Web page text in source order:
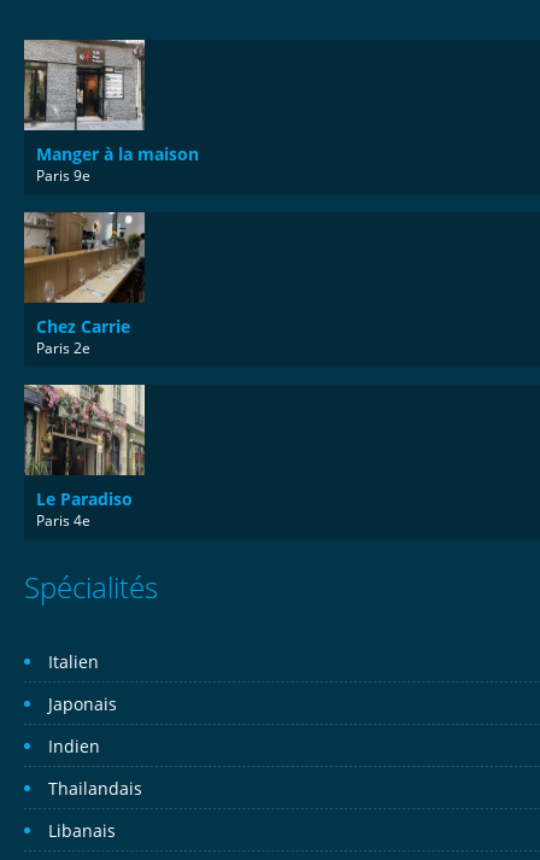
Manger à la maison
Paris 9e
Chez Carrie
Paris 2e
Le Paradiso
Paris 4e
Spécialités
Italien
Japonais
Indien
Thailandais
Libanais